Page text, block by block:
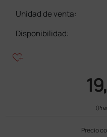
Unidad de venta:
Disponibilidad:
heart_plus
Precio